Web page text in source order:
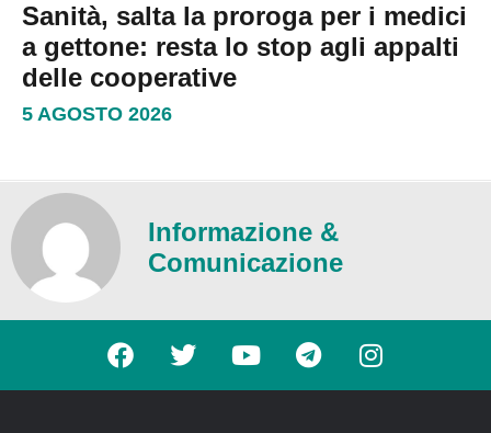
Sanità, salta la proroga per i medici
a gettone: resta lo stop agli appalti
delle cooperative
5 AGOSTO 2026
Informazione &
Comunicazione